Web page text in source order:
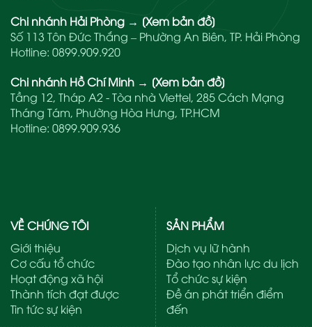
Chi nhánh Hải Phòng → [Xem bản đồ]
Số 113 Tôn Đức Thắng – Phường An Biên, TP. Hải Phòng
Hotline: 0899.909.920
Chi nhánh Hồ Chí Minh → [Xem bản đồ]
Tầng 12, Tháp A2 - Tòa nhà Viettel, 285 Cách Mạng
Tháng Tám, Phường Hòa Hưng, TP.HCM
Hotline: 0899.909.936
VỀ CHÚNG TÔI
Giới thiệu
Cơ cấu tổ chức
Hoạt động xã hội
Thành tích đạt được
Tin tức sự kiện
SẢN PHẨM
Dịch vụ lữ hành
Đào tạo nhân lực du lịch
Tổ chức sự kiện
Đề án phát triển điểm
đến